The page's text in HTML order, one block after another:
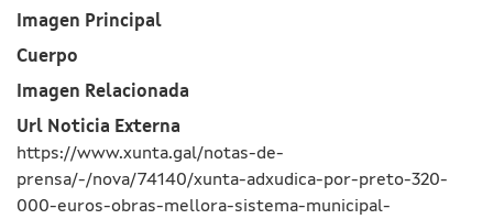
Imagen Principal
Cuerpo
Imagen Relacionada
Url Noticia Externa
https://www.xunta.gal/notas-de-
prensa/-/nova/74140/xunta-adxudica-por-preto-320-
000-euros-obras-mellora-sistema-municipal-